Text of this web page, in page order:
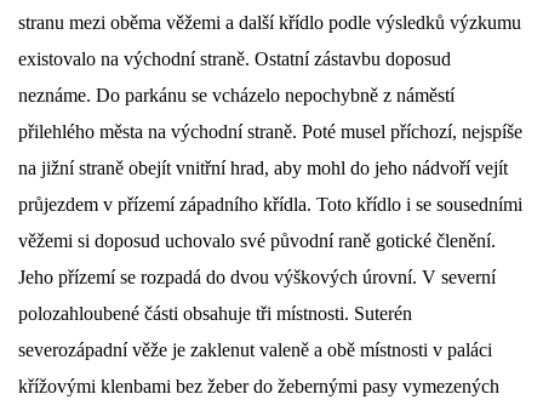
stranu mezi oběma věžemi a další křídlo podle výsledků výzkumu
existovalo na východní straně. Ostatní zástavbu doposud
neznáme. Do parkánu se vcházelo nepochybně z náměstí
přilehlého města na východní straně. Poté musel příchozí, nejspíše
na jižní straně obejít vnitřní hrad, aby mohl do jeho nádvoří vejít
průjezdem v přízemí západního křídla. Toto křídlo i se sousedními
věžemi si doposud uchovalo své původní raně gotické členění.
Jeho přízemí se rozpadá do dvou výškových úrovní. V severní
polozahloubené části obsahuje tři místnosti. Suterén
severozápadní věže je zaklenut valeně a obě místnosti v paláci
křížovými klenbami bez žeber do žebernými pasy vymezených